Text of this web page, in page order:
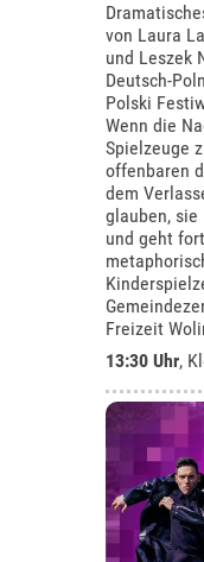
von Laura
und Leszek
Deutsch-
Polski
Wenn die
Spielzeuge
offenbaren
dem
glauben,
und geht
Freizeit
13:30 Uhr,